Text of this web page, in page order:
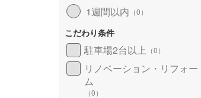
1週間以内 （0）
こだわり条件
駐車場2台以上 （0）
リノベーション・リフォー
ム
（0）